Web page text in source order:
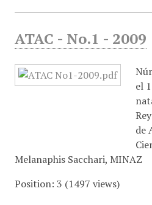
ATAC - No.1 - 2009
el
de
Melanaphis Sacchari, MINAZ
Position: 3 (1497 views)